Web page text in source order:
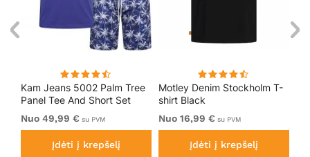
Kam Jeans 5002 Palm Tree
Panel Tee And Short Set
Electric Blue
Nuo 49,99 € su PVM
Įdėti į krepšelį
Motley Denim Stockholm T-
shirt Black
Nuo 16,99 € su PVM
Įdėti į krepšelį